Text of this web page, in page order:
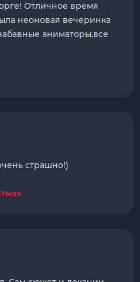
Отличное время
неоновая вечеринка
аниматоры,все
страшно!)